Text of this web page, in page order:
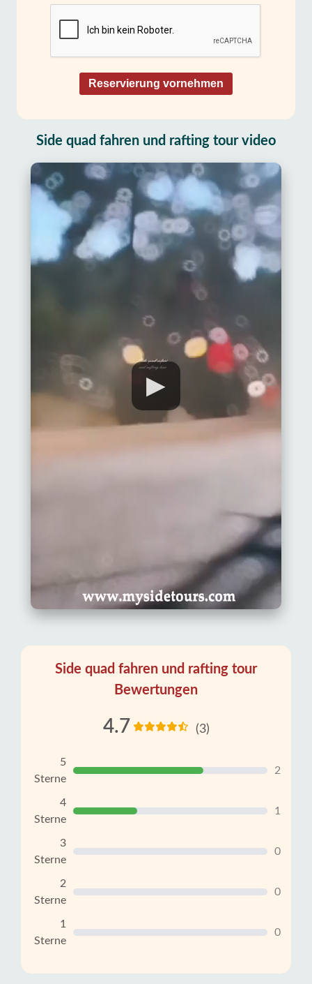
Reservierung vornehmen
Side quad fahren und rafting tour video
▶
Side quad fahren und rafting tour
Bewertungen
4.7 (3)
5
Sterne
2
4
Sterne
1
3
Sterne
0
2
Sterne
0
1
Sterne
0